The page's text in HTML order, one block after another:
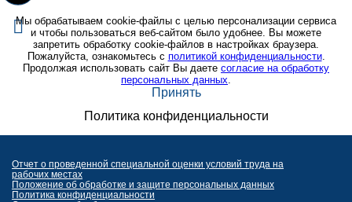
Мы обрабатываем cookie-файлы с целью персонализации сервиса
и чтобы пользоваться веб-сайтом было удобнее. Вы можете
запретить обработку cookie-файлов в настройках браузера.
Пожалуйста, ознакомьтесь с политикой конфиденциальности.
Продолжая использовать сайт Вы даете согласие на обработку
персональных данных.
Принять
Политика конфиденциальности
Отчет о проведенной специальной оценки условий труда на
рабочих местах
Положение об обработке и защите персональных данных
Политика конфиденциальности